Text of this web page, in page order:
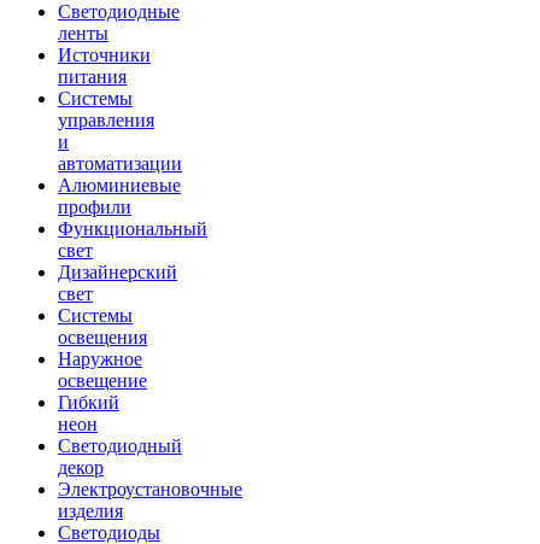
Светодиодные
ленты
Источники
питания
Системы
управления
и
автоматизации
Алюминиевые
профили
Функциональный
свет
Дизайнерский
свет
Системы
освещения
Наружное
освещение
Гибкий
неон
Светодиодный
декор
Электроустановочные
изделия
Светодиоды